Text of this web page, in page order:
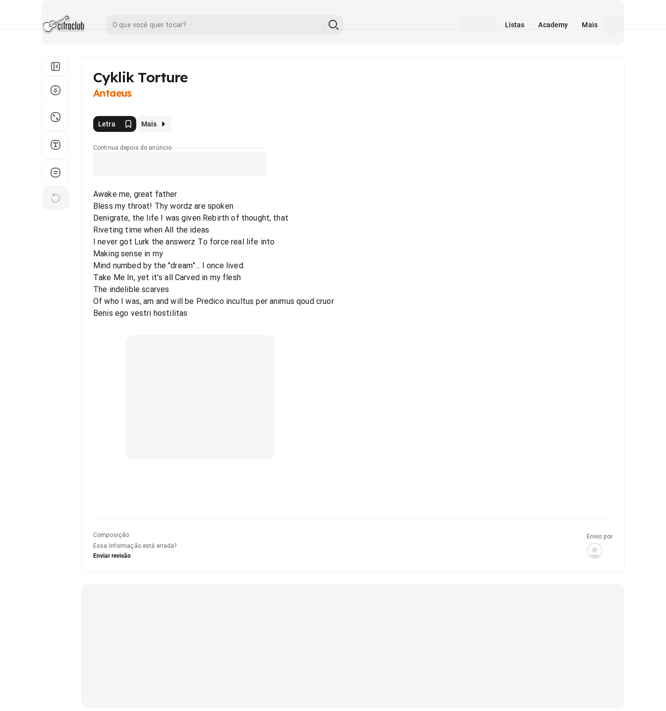
Listas Academy Mais
Cyklik Torture
Antaeus
Letra Mais
Continua depois do anúncio
Awake me, great father
Bless my throat! Thy wordz are spoken
Denigrate, the life I was given Rebirth of thought, that
Riveting time when All the ideas
I never got Lurk the answerz To force real life into
Making sense in my
Mind numbed by the "dream"... I once lived.
Take Me In, yet it's all Carved in my flesh
The indelible scarves
Of who I was, am and will be Predico incultus per animus qoud cruor
Benis ego vestri hostilitas
Composição:
Essa informação está errada?
Enviar revisão
Envio por